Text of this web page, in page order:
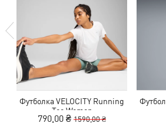
Футболка VELOCITY Running
Tee Women
790,00 ₴ 1590,00 ₴